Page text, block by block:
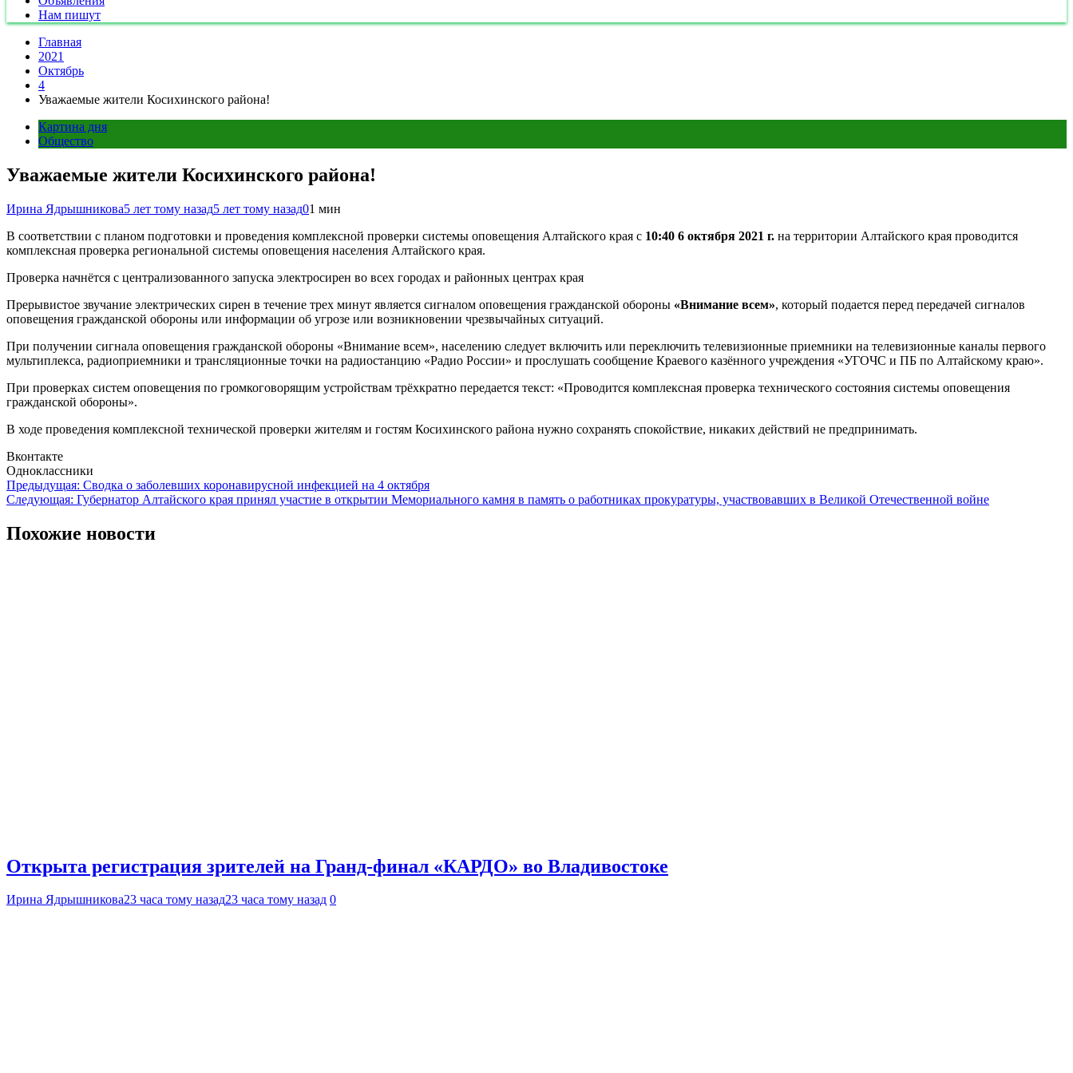
Нам пишут
Главная
2021
Октябрь
4
Уважаемые жители Косихинского района!
Картина дня
Общество
Уважаемые жители Косихинского района!
Ирина Ядрышникова5 лет тому назад5 лет тому назад01 мин
В соответствии с планом подготовки и проведения комплексной проверки системы оповещения Алтайского края с 10:40 6 октября 2021 г. на территории Алтайского края проводится
комплексная проверка региональной системы оповещения населения Алтайского края.
Проверка начнётся с централизованного запуска электросирен во всех городах и районных центрах края
Прерывистое звучание электрических сирен в течение трех минут является сигналом оповещения гражданской обороны «Внимание всем», который подается перед передачей сигналов
оповещения гражданской обороны или информации об угрозе или возникновении чрезвычайных ситуаций.
При получении сигнала оповещения гражданской обороны «Внимание всем», населению следует включить или переключить телевизионные приемники на телевизионные каналы первого
мультиплекса, радиоприемники и трансляционные точки на радиостанцию «Радио России» и прослушать сообщение Краевого казённого учреждения «УГОЧС и ПБ по Алтайскому краю».
При проверках систем оповещения по громкоговорящим устройствам трёхкратно передается текст: «Проводится комплексная проверка технического состояния системы оповещения
гражданской обороны».
В ходе проведения комплексной технической проверки жителям и гостям Косихинского района нужно сохранять спокойствие, никаких действий не предпринимать.
Вконтакте
Одноклассники
Навигация
по
записям
Предыдущая: Сводка о заболевших коронавирусной инфекцией на 4 октября
Следующая: Губернатор Алтайского края принял участие в открытии Мемориального камня в память о работниках прокуратуры, участвовавших в Великой Отечественной войне
Похожие новости
Открыта регистрация зрителей на Гранд-финал «КАРДО» во Владивостоке
Ирина Ядрышникова23 часа тому назад23 часа тому назад 0